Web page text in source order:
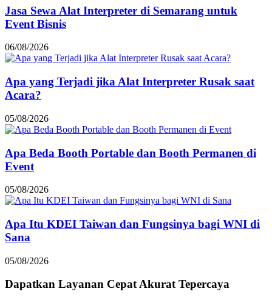
Jasa Sewa Alat Interpreter di Semarang untuk
Event Bisnis
06/08/2026
Apa yang Terjadi jika Alat Interpreter Rusak saat
Acara?
05/08/2026
Apa Beda Booth Portable dan Booth Permanen di
Event
05/08/2026
Apa Itu KDEI Taiwan dan Fungsinya bagi WNI di
Sana
05/08/2026
Dapatkan Layanan CepatAkuratTepercaya